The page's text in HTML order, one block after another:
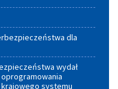
dla
wydał
systemu